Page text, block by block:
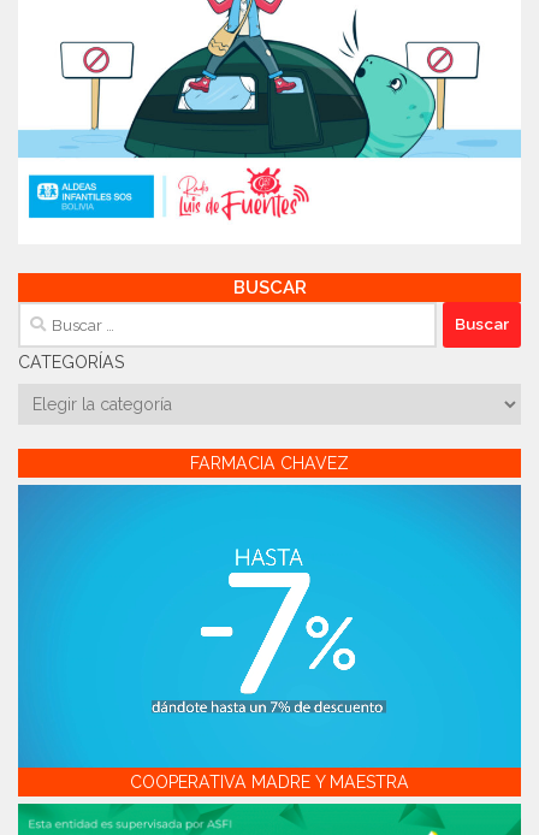
BUSCAR
Buscar:
CATEGORÍAS
Categorías
FARMACIA CHAVEZ
COOPERATIVA MADRE Y MAESTRA